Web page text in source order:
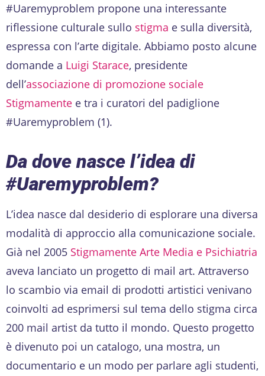
#Uaremyproblem propone una interessante
riflessione culturale sullo stigma e sulla diversità,
espressa con l’arte digitale. Abbiamo posto alcune
domande a Luigi Starace, presidente
dell’associazione di promozione sociale
Stigmamente e tra i curatori del padiglione
#Uaremyproblem (1).
Da dove nasce l’idea di
#Uaremyproblem?
L’idea nasce dal desiderio di esplorare una diversa
modalità di approccio alla comunicazione sociale.
Già nel 2005 Stigmamente Arte Media e Psichiatria
aveva lanciato un progetto di mail art. Attraverso
lo scambio via email di prodotti artistici venivano
coinvolti ad esprimersi sul tema dello stigma circa
200 mail artist da tutto il mondo. Questo progetto
è divenuto poi un catalogo, una mostra, un
documentario e un modo per parlare agli studenti,